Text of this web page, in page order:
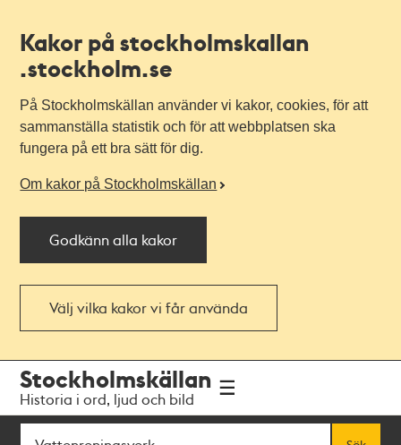
Kakor på stockholmskallan
.stockholm.se
På Stockholmskällan använder vi kakor, cookies, för att
sammanställa statistik och för att webbplatsen ska
fungera på ett bra sätt för dig.
Om kakor på Stockholmskällan
Godkänn alla kakor
Välj vilka kakor vi får använda
navigationen
huvudinnehållet
Stockholmskällan
Historia i ord, ljud och bild
Sök